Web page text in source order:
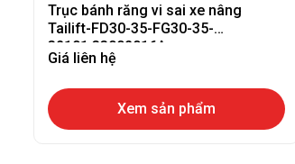
Trục bánh răng vi sai xe nâng
Tailift-FD30-35-FG30-35-
32101,33002016A
Giá liên hệ
Xem sản phẩm